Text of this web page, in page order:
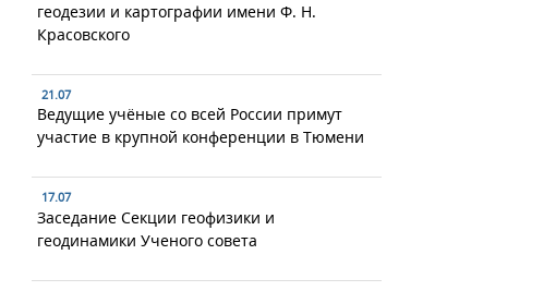
геодезии и картографии имени Ф. Н.
Красовского
21.07
Ведущие учёные со всей России примут
участие в крупной конференции в Тюмени
17.07
Заседание Секции геофизики и
геодинамики Ученого совета